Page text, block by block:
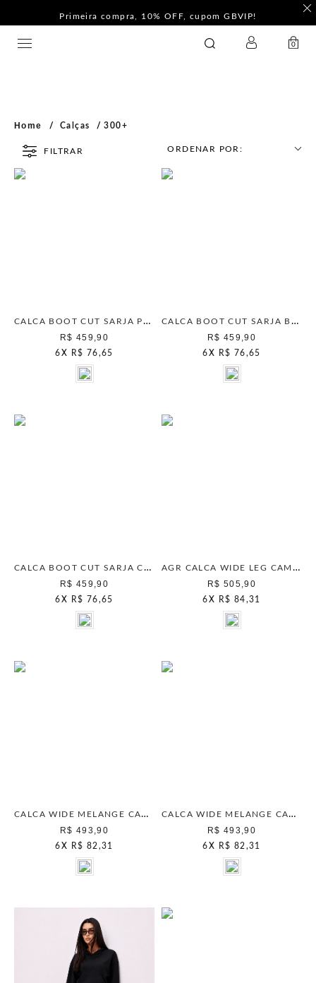
Primeira compra, 10% OFF, cupom GBVIP!
0
Home Calças 300+
FILTRAR ORDENAR POR:
CALCA BOOT CUT SARJA PRETO
R$ 459,90
6 X R$ 76,65
CALCA BOOT CUT SARJA BRANCO
R$ 459,90
6 X R$ 76,65
CALCA BOOT CUT SARJA CAMELO
R$ 459,90
6 X R$ 76,65
AGR CALCA WIDE LEG CAMURCA CAMELO
R$ 505,90
6 X R$ 84,31
CALCA WIDE MELANGE CARAMELO
R$ 493,90
6 X R$ 82,31
CALCA WIDE MELANGE CARVALHO
R$ 493,90
6 X R$ 82,31